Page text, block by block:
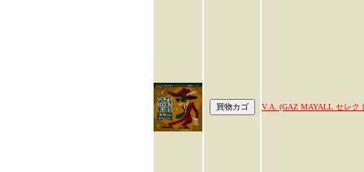
V.A. (GAZ MAYALL セレク